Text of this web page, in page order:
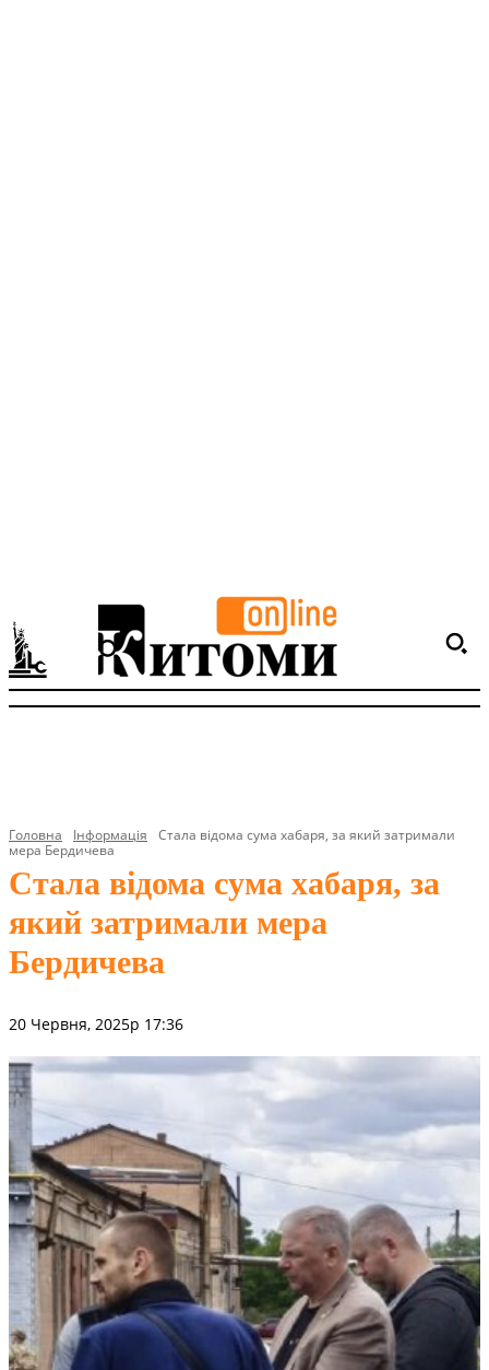
Головна Інформація
Стала відома сума хабаря, за який затримали
мера Бердичева
Стала відома сума хабаря, за
який затримали мера
Бердичева
20 Червня, 2025р 17:36